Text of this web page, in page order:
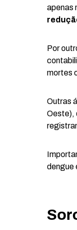
apenas
Por
mortes
Outras
Oeste),
dengue